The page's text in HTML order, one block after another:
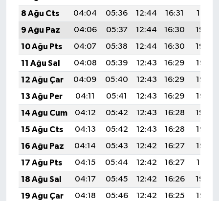
8 Ağu Cts
04:04 05:36 12:44 16:31
19:41
9 Ağu Paz
04:06 05:37 12:44 16:30
19:40
10 Ağu Pts
04:07 05:38 12:44 16:30
19:39
11 Ağu Sal
04:08 05:39 12:43 16:29
19:38
12 Ağu Çar
04:09 05:40 12:43 16:29
19:37
13 Ağu Per
04:11 05:41 12:43 16:29
19:35
14 Ağu Cum
04:12 05:42 12:43 16:28
19:34
15 Ağu Cts
04:13 05:42 12:43 16:28
19:33
16 Ağu Paz
04:14 05:43 12:42 16:27
19:32
17 Ağu Pts
04:15 05:44 12:42 16:27
19:31
18 Ağu Sal
04:17 05:45 12:42 16:26
19:29
19 Ağu Çar
04:18 05:46 12:42 16:25
19:28